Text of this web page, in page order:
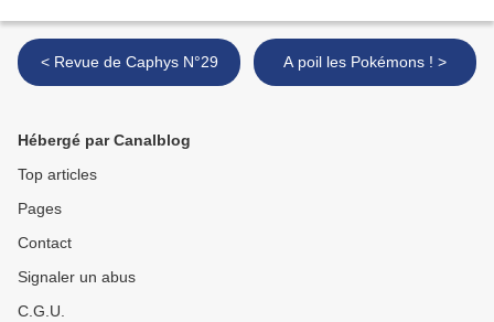
< Revue de Caphys N°29 A poil les Pokémons ! >
Hébergé par Canalblog
Top articles
Pages
Contact
Signaler un abus
C.G.U.